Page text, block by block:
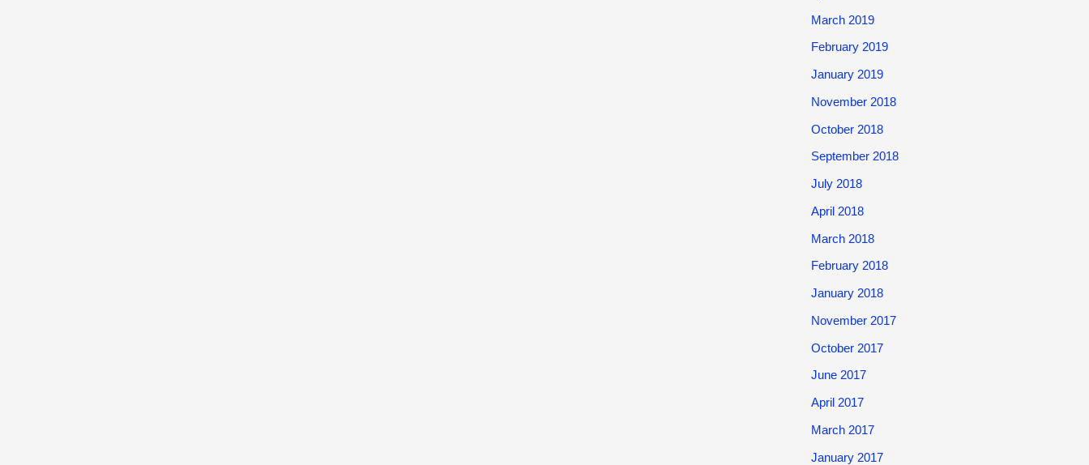
March 2019
February 2019
January 2019
November 2018
October 2018
September 2018
July 2018
April 2018
March 2018
February 2018
January 2018
November 2017
October 2017
June 2017
April 2017
March 2017
January 2017